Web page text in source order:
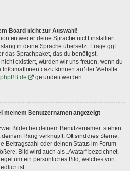
Board nicht zur Auswahl!
entweder deine Sprache nicht installiert
in deine Sprache übersetzt. Frage ggf.
das Sprachpaket, das du benötigst,
existiert, würden wir uns freuen, wenn du
Informationen dazu können auf der Website
phpBB.de gefunden werden.
meinem Benutzernamen angezeigt
Bilder bei deinem Benutzernamen stehen.
Rang verknüpft: Oft sind dies Sterne,
Beitragszahl oder deinen Status im Forum
Bild wird auch als „Avatar“ bezeichnet.
um ein persönliches Bild, welches von
ist.